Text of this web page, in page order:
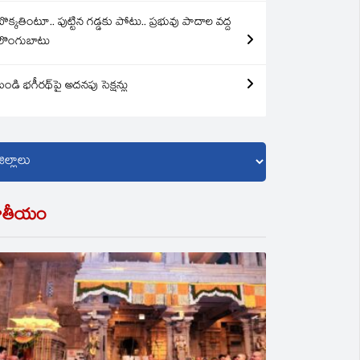
పుట్టిన గడ్డకు పోటు.. ప్రభువు పాదాల వద్ద
భగీరథ్‌పై అదనపు సెక్షన్లు